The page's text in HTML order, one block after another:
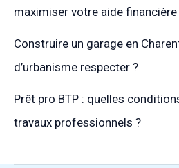
maximiser votre aide financière
Construire un garage en
d’urbanisme respecter ?
Prêt pro BTP : quelles
travaux professionnels ?